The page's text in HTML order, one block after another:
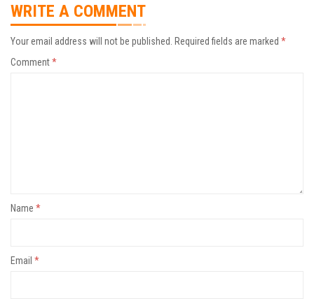
WRITE A COMMENT
Your email address will not be published. Required fields are marked *
Comment*
Name *
Email *